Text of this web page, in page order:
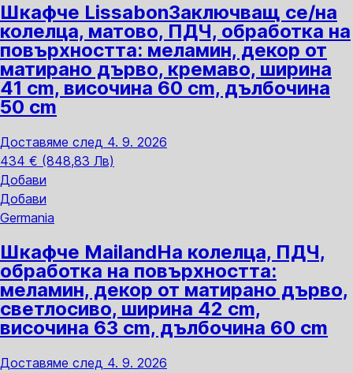
Шкафче LissabonЗаключващ се/на
колелца, матово, ПДЧ, oбработка на
повърхността: меламин, декор от
матирано дърво, кремаво, ширина
41 cm, височина 60 cm, дълбочина
50 cm
Доставяме след 4. 9. 2026
434 € (848,83 Лв)
Добави
Добави
Germania
Шкафче MailandНа колелца, ПДЧ,
oбработка на повърхността:
меламин, декор от матирано дърво,
светлосиво, ширина 42 cm,
височина 63 cm, дълбочина 60 cm
Доставяме след 4. 9. 2026